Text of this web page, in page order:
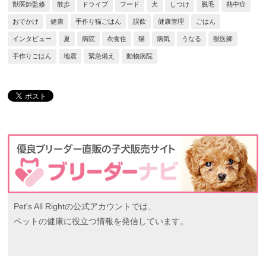
獣医師監修 散歩 ドライブ フード 犬 しつけ 脱毛 熱中症
おでかけ 健康 手作り猫ごはん 誤飲 健康管理 ごはん
インタビュー 夏 病院 衣食住 猫 病気 うなる 獣医師
手作りごはん 地震 緊急備え 動物病院
Pet's All Rightの公式アカウントでは、
ペットの健康に役立つ情報を発信しています。